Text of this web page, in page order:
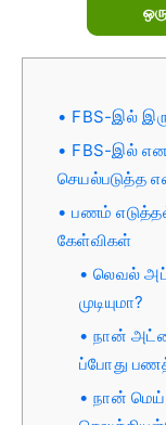
FBS-இல்
FBS-இல்
செயல்படுத்த
பணம்
கேள்விகள்
லெவல் அப்
முடியுமா?
நான்
ப்போது
நான்